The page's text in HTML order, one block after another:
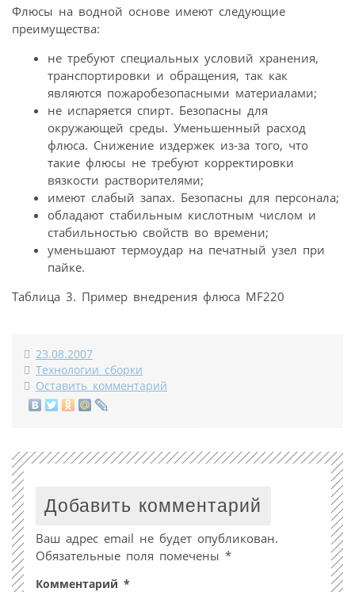
Флюсы на водной основе имеют следующие
преимущества:
не требуют специальных условий хранения,
транспортировки и обращения, так как
являются пожаробезопасными материалами;
не испаряется спирт. Безопасны для
окружающей среды. Уменьшенный расход
флюса. Снижение издержек из-за того, что
такие флюсы не требуют корректировки
вязкости растворителями;
имеют слабый запах. Безопасны для персонала;
обладают стабильным кислотным числом и
стабильностью свойств во времени;
уменьшают термоудар на печатный узел при
пайке.
Таблица 3. Пример внедрения флюса MF220
23.08.2007
Технологии сборки
Оставить комментарий
Добавить комментарий
Ваш адрес email не будет опубликован.
Обязательные поля помечены *
Комментарий *